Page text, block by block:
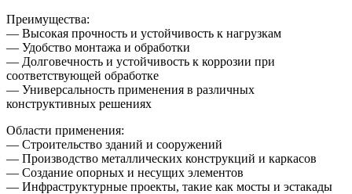
Преимущества:
— Высокая прочность и устойчивость к нагрузкам
— Удобство монтажа и обработки
— Долговечность и устойчивость к коррозии при
соответствующей обработке
— Универсальность применения в различных
конструктивных решениях
Области применения:
— Строительство зданий и сооружений
— Производство металлических конструкций и каркасов
— Создание опорных и несущих элементов
— Инфраструктурные проекты, такие как мосты и эстакады